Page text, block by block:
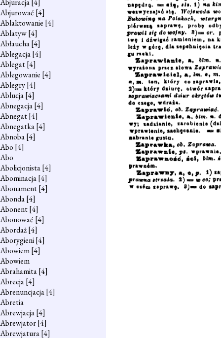
Abjuracja[4]
Abjurować [4]
Ablaktowanie [4]
Ablatyw[4]
Abłaucha[4]
Ablegacja[4]
Ablegat[4]
Ablegowanie [4]
Ablegry[4]
Ablucja[4]
Abnegacja[4]
Abnegat[4]
Abnegatka[4]
Abnoba[4]
Abo [4]
Abo
Abolicjonista[4]
Abominacja[4]
Abonament[4]
Abonda[4]
Abonent[4]
Abonować [4]
Abordaż[4]
Aborygieni[4]
Abowiem[4]
Abowiem
Abrahamita[4]
Abrecja[4]
Abrenuncjacja[4]
Abretia
Abrewjacja[4]
Abrewjator[4]
Abrewjatura[4]